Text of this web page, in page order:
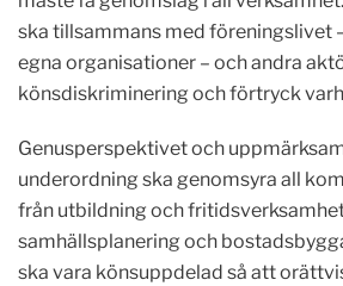
ska tillsammans med föreningslivet
egna organisationer – och andra
könsdiskriminering och förtryck
Genusperspektivet och
underordning ska genomsyra all
från utbildning och
samhällsplanering och
ska vara könsuppdelad så att